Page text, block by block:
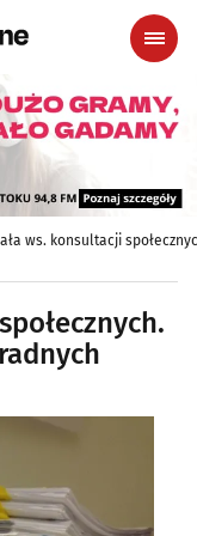
ws. konsultacji